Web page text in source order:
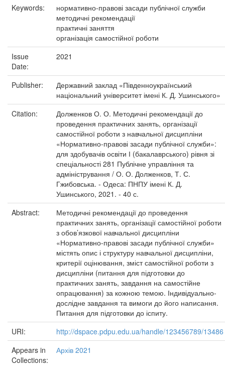
Keywords:
нормативно-правові засади публічної служби
методичні рекомендації
практичні заняття
організація самостійної роботи
Issue
Date:
2021
Publisher:
Державний заклад «Південноукраїнський
національний університет імені К. Д. Ушинського»
Citation:
Долженков О. О. Методичні рекомендації до
проведення практичних занять, організації
самостійної роботи з навчальної дисципліни
«Нормативно-правові засади публічної служби»:
для здобувачів освіти І (бакалаврського) рівня зі
спеціальності 281 Публічне управління та
адміністрування / О. О. Долженков, Т. С.
Гжибовська. - Одеса: ПНПУ імені К. Д.
Ушинського, 2021. - 40 с.
Abstract:
Методичні рекомендації до проведення
практичних занять, організації самостійної роботи
з обов’язкової навчальної дисципліни
«Нормативно-правові засади публічної служби»
містять опис і структуру навчальної дисципліни,
критерії оцінювання, зміст самостійної роботи з
дисципліни (питання для підготовки до
практичних занять, завдання на самостійне
опрацювання) за кожною темою. Індивідуально-
дослідне завдання та вимоги до його написання.
Питання для підготовки до іспиту.
URI:
http://dspace.pdpu.edu.ua/handle/123456789/13486
Appears in
Collections:
Архів 2021